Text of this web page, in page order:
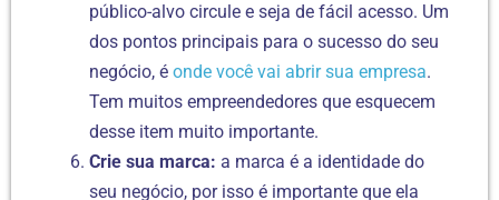
público-alvo circule e seja de fácil acesso. Um
dos pontos principais para o sucesso do seu
negócio, é onde você vai abrir sua empresa.
Tem muitos empreendedores que esquecem
desse item muito importante.
Crie sua marca: a marca é a identidade do
seu negócio, por isso é importante que ela